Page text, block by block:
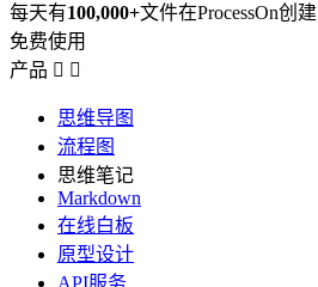
每天有100,000+文件在ProcessOn创建
免费使用
产品  
思维导图
流程图
思维笔记
Markdown
在线白板
原型设计
API服务